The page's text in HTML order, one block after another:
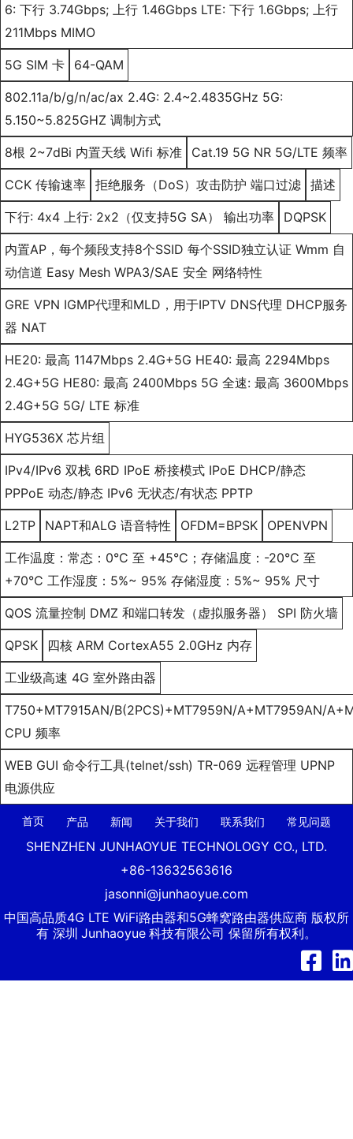
6: 下行 3.74Gbps; 上行 1.46Gbps LTE: 下行 1.6Gbps; 上行
211Mbps MIMO
5G SIM 卡 64-QAM
802.11a/b/g/n/ac/ax 2.4G: 2.4~2.4835GHz 5G:
5.150~5.825GHZ 调制方式
8根 2~7dBi 内置天线 Wifi 标准 Cat.19 5G NR 5G/LTE 频率
CCK 传输速率 拒绝服务（DoS）攻击防护 端口过滤 描述
下行: 4x4 上行: 2x2（仅支持5G SA） 输出功率 DQPSK
内置AP，每个频段支持8个SSID 每个SSID独立认证 Wmm 自
动信道 Easy Mesh WPA3/SAE 安全 网络特性
GRE VPN IGMP代理和MLD，用于IPTV DNS代理 DHCP服务
器 NAT
HE20: 最高 1147Mbps 2.4G+5G HE40: 最高 2294Mbps
2.4G+5G HE80: 最高 2400Mbps 5G 全速: 最高 3600Mbps
2.4G+5G 5G/ LTE 标准
HYG536X 芯片组
IPv4/IPv6 双栈 6RD IPoE 桥接模式 IPoE DHCP/静态
PPPoE 动态/静态 IPv6 无状态/有状态 PPTP
L2TP NAPT和ALG 语音特性 OFDM=BPSK OPENVPN
工作温度：常态：0°C 至 +45°C；存储温度：-20°C 至
+70°C 工作湿度：5%~ 95% 存储湿度：5%~ 95% 尺寸
QOS 流量控制 DMZ 和端口转发（虚拟服务器） SPI 防火墙
QPSK 四核 ARM CortexA55 2.0GHz 内存
工业级高速 4G 室外路由器
T750+MT7915AN/B(2PCS)+MT7959N/A+MT7959AN/
CPU 频率
WEB GUI 命令行工具(telnet/ssh) TR-069 远程管理 UPNP
电源供应
首页 产品 新闻 关于我们 联系我们 常见问题
SHENZHEN JUNHAOYUE TECHNOLOGY CO., LTD.
+86-13632563616
jasonni@junhaoyue.com
中国高品质4G LTE WiFi路由器和5G蜂窝路由器供应商 版权所
有 深圳 Junhaoyue 科技有限公司 保留所有权利。
Facebook